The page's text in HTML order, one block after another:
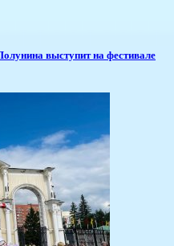
выступит на фестивале